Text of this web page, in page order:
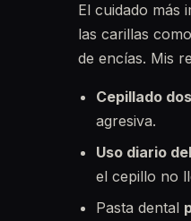
El cuidado más
las carillas
de encías. Mis
Cepillado
agresiva.
Uso diario
el cepillo no
Pasta dental